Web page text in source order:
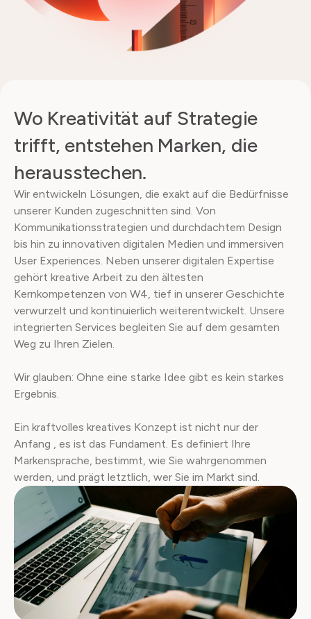
Wo Kreativität auf Strategie
trifft, entstehen Marken, die
herausstechen.
Wir entwickeln Lösungen, die exakt auf die Bedürfnisse
unserer Kunden zugeschnitten sind. Von
Kommunikationsstrategien und durchdachtem Design
bis hin zu innovativen digitalen Medien und immersiven
User Experiences. Neben unserer digitalen Expertise
gehört kreative Arbeit zu den ältesten
Kernkompetenzen von W4, tief in unserer Geschichte
verwurzelt und kontinuierlich weiterentwickelt. Unsere
integrierten Services begleiten Sie auf dem gesamten
Weg zu Ihren Zielen.
Wir glauben: Ohne eine starke Idee gibt es kein starkes
Ergebnis.
Ein kraftvolles kreatives Konzept ist nicht nur der
Anfang , es ist das Fundament. Es definiert Ihre
Markensprache, bestimmt, wie Sie wahrgenommen
werden, und prägt letztlich, wer Sie im Markt sind.